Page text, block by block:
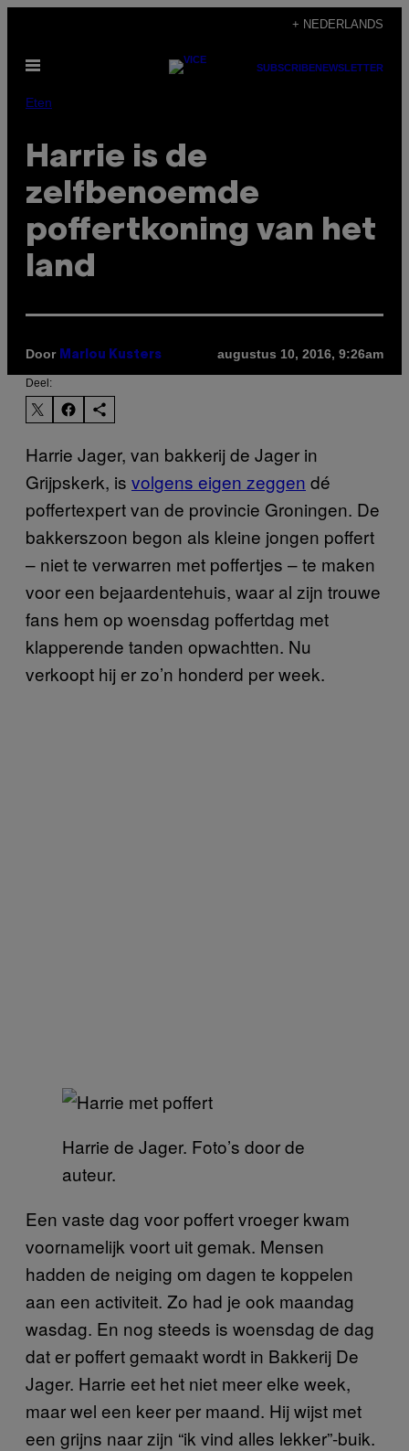
de
inhoud
+ NEDERLANDS
Open
SUBSCRIBENEWSLETTER
Eten
Harrie is de
zelfbenoemde
poffertkoning van het
land
Door Marlou Kusters augustus 10, 2016, 9:26am
Deel:
Harrie Jager, van bakkerij de Jager in
Grijpskerk, is volgens eigen zeggen dé
poffertexpert van de provincie Groningen. De
bakkerszoon begon als kleine jongen poffert
– niet te verwarren met poffertjes – te maken
voor een bejaardentehuis, waar al zijn trouwe
fans hem op woensdag poffertdag met
klapperende tanden opwachtten. Nu
verkoopt hij er zo’n honderd per week.
Harrie de Jager. Foto’s door de
auteur.
Een vaste dag voor poffert vroeger kwam
voornamelijk voort uit gemak. Mensen
hadden de neiging om dagen te koppelen
aan een activiteit. Zo had je ook maandag
wasdag. En nog steeds is woensdag de dag
dat er poffert gemaakt wordt in Bakkerij De
Jager. Harrie eet het niet meer elke week,
maar wel een keer per maand. Hij wijst met
een grijns naar zijn “ik vind alles lekker”-buik.